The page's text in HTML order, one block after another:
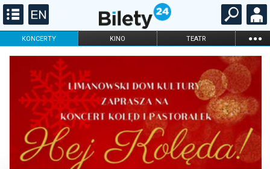
KONCERTY KINO TEATR ...
FILHARMONIA OPERA I BALET
DLA DZIECI
KARNETY